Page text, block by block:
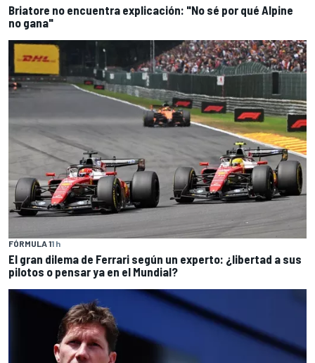
Briatore no encuentra explicación: "No sé por qué Alpine
no gana"
FÓRMULA 11 h
El gran dilema de Ferrari según un experto: ¿libertad a sus
pilotos o pensar ya en el Mundial?